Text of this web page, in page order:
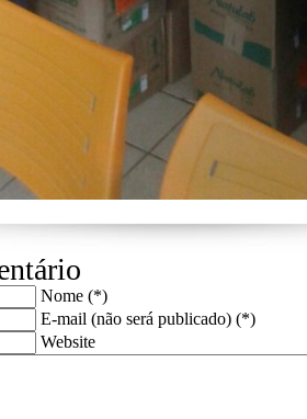
Nome (*)
E-mail (não será publicado) (*)
Website